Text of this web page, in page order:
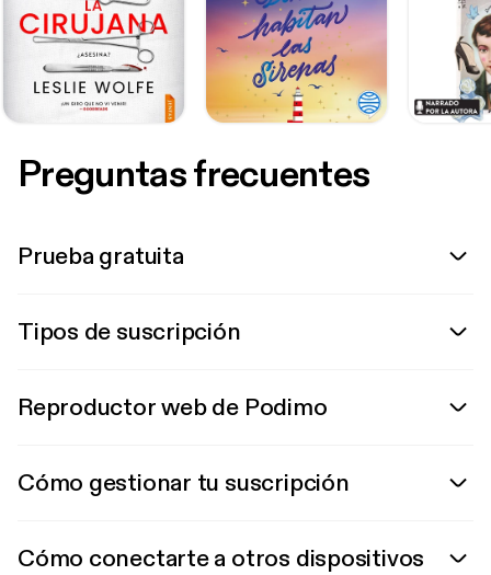
Preguntas frecuentes
Prueba gratuita
Tipos de suscripción
Reproductor web de Podimo
Cómo gestionar tu suscripción
Cómo conectarte a otros dispositivos